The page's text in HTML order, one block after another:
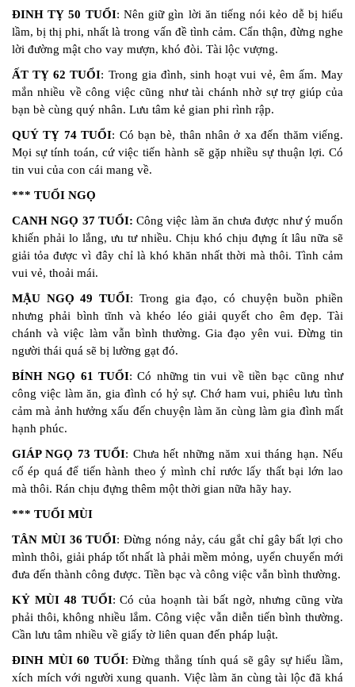
ĐINH TỴ 50 TUỔI: Nên giữ gìn lời ăn tiếng nói kẻo dễ bị hiểu
lầm, bị thị phi, nhất là trong vấn đề tình cảm. Cẩn thận, đừng nghe
lời đường mật cho vay mượn, khó đòi. Tài lộc vượng.
ẤT TỴ 62 TUỔI: Trong gia đình, sinh hoạt vui vẻ, êm ấm. May
mắn nhiều về công việc cũng như tài chánh nhờ sự trợ giúp của
bạn bè cùng quý nhân. Lưu tâm kẻ gian phi rình rập.
QUÝ TỴ 74 TUỔI: Có bạn bè, thân nhân ở xa đến thăm viếng.
Mọi sự tính toán, cứ việc tiến hành sẽ gặp nhiều sự thuận lợi. Có
tin vui của con cái mang về.
*** TUỔI NGỌ
CANH NGỌ 37 TUỔI: Công việc làm ăn chưa được như ý muốn
khiến phải lo lắng, ưu tư nhiều. Chịu khó chịu đựng ít lâu nữa sẽ
giải tỏa được vì đây chỉ là khó khăn nhất thời mà thôi. Tình cảm
vui vẻ, thoải mái.
MẬU NGỌ 49 TUỔI: Trong gia đạo, có chuyện buồn phiền
nhưng phải bình tĩnh và khéo léo giải quyết cho êm đẹp. Tài
chánh và việc làm vẫn bình thường. Gia đạo yên vui. Đừng tin
người thái quá sẽ bị lường gạt đó.
BÍNH NGỌ 61 TUỔI: Có những tin vui về tiền bạc cũng như
công việc làm ăn, gia đình có hỷ sự. Chớ ham vui, phiêu lưu tình
cảm mà ảnh hưởng xấu đến chuyện làm ăn cùng làm gia đình mất
hạnh phúc.
GIÁP NGỌ 73 TUỔI: Chưa hết những năm xui tháng hạn. Nếu
cố ép quá để tiến hành theo ý mình chỉ rước lấy thất bại lớn lao
mà thôi. Rán chịu đựng thêm một thời gian nữa hãy hay.
*** TUỔI MÙI
TÂN MÙI 36 TUỔI: Đừng nóng nảy, cáu gắt chỉ gây bất lợi cho
mình thôi, giải pháp tốt nhất là phải mềm mỏng, uyển chuyển mới
đưa đến thành công được. Tiền bạc và công việc vẫn bình thường.
KỶ MÙI 48 TUỔI: Có của hoạnh tài bất ngờ, nhưng cũng vừa
phải thôi, không nhiều lắm. Công việc vẫn diễn tiến bình thường.
Cần lưu tâm nhiều về giấy tờ liên quan đến pháp luật.
ĐINH MÙI 60 TUỔI: Đừng thẳng tính quá sẽ gây sự hiểu lầm,
xích mích với người xung quanh. Việc làm ăn cùng tài lộc đã khá